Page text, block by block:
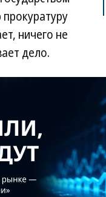
ничего не
дело.